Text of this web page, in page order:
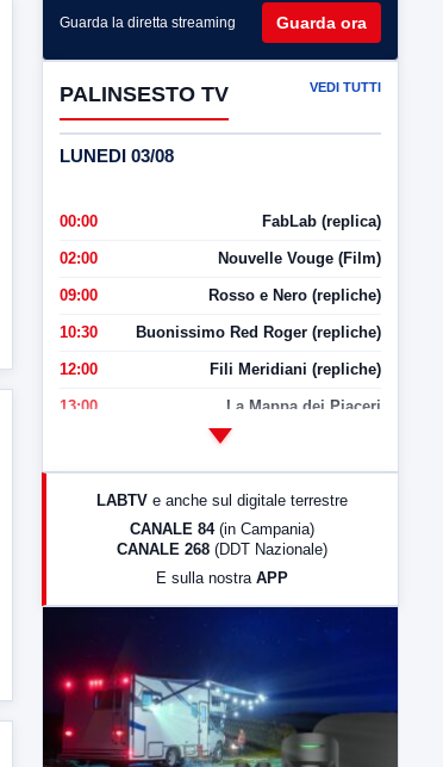
Guarda la diretta streaming Guarda ora
PALINSESTO TV VEDI TUTTI
LUNEDI 03/08
00:00 FabLab (replica)
02:00 Nouvelle Vouge (Film)
09:00 Rosso e Nero (repliche)
10:30 Buonissimo Red Roger (repliche)
12:00 Fili Meridiani (repliche)
13:00 La Mappa dei Piaceri
LabNews (Diretta)
LABTV e anche sul digitale terrestre
CANALE 84 (in Campania)
CANALE 268 (DDT Nazionale)
E sulla nostra APP